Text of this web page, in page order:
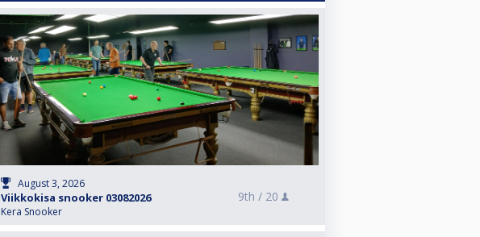
August 3, 2026
Viikkokisa snooker 03082026
Kera Snooker
9th / 20